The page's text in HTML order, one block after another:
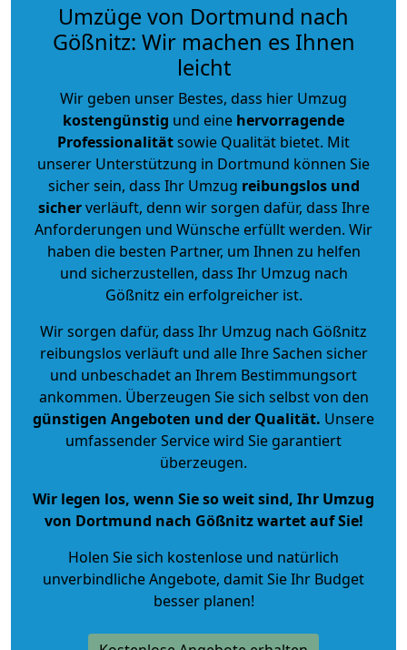
Umzüge von Dortmund nach
Gößnitz: Wir machen es Ihnen
leicht
Wir geben unser Bestes, dass hier Umzug
kostengünstig und eine hervorragende
Professionalitätsowie Qualität bietet. Mit
unserer Unterstützung in Dortmund können Sie
sicher sein, dass Ihr Umzug reibungslos und
sicherverläuft, denn wir sorgen dafür, dass Ihre
Anforderungen und Wünsche erfüllt werden. Wir
haben die besten Partner, um Ihnen zu helfen
und sicherzustellen, dass Ihr Umzug nach
Gößnitz ein erfolgreicher ist.
Wir sorgen dafür, dass Ihr Umzug nach Gößnitz
reibungslos verläuft und alle Ihre Sachen sicher
und unbeschadet an Ihrem Bestimmungsort
ankommen. Überzeugen Sie sich selbst von den
günstigen Angeboten und der Qualität. Unsere
umfassender Service wird Sie garantiert
überzeugen.
Wir legen los, wenn Sie so weit sind, Ihr Umzug
von Dortmund nach Gößnitz wartet auf Sie!
Holen Sie sich kostenlose und natürlich
unverbindliche Angebote, damit Sie Ihr Budget
besser planen!